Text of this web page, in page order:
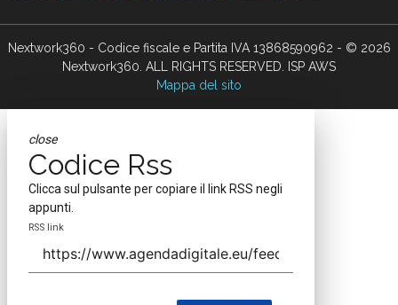
Nextwork360 - Codice fiscale e Partita IVA 13868590962 - © 2026
Nextwork360. ALL RIGHTS RESERVED. ISP AWS
Mappa del sito
close
Codice Rss
Clicca sul pulsante per copiare il link RSS negli
appunti.
RSS link